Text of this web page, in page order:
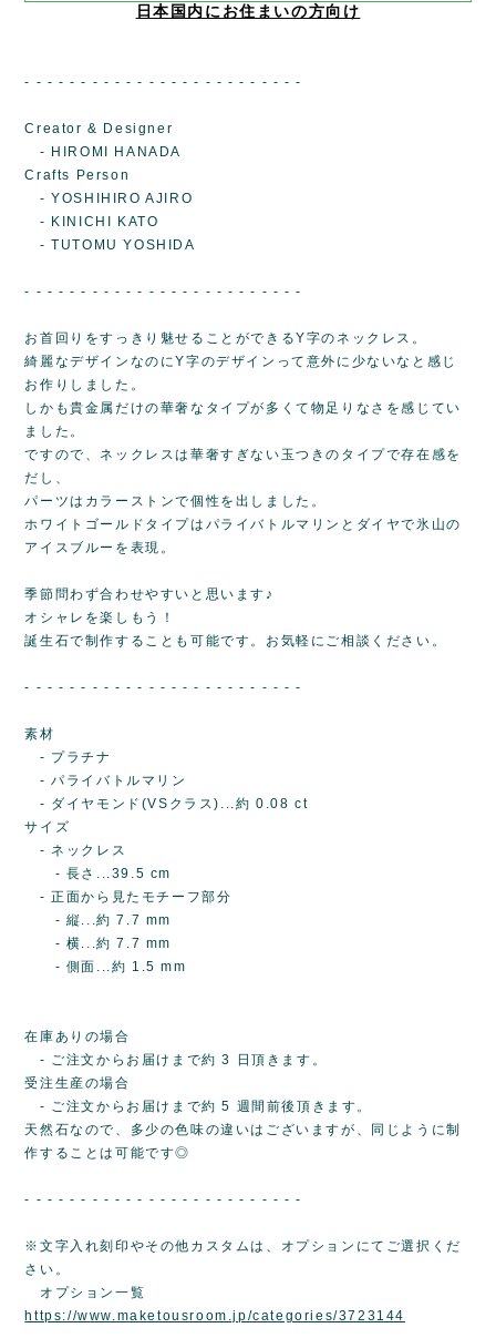
日本国内にお住まいの方向け
- - - - - - - - - - - - - - - - - - - - - - - - -
Creator & Designer
- HIROMI HANADA
Crafts Person
- YOSHIHIRO AJIRO
- KINICHI KATO
- TUTOMU YOSHIDA
- - - - - - - - - - - - - - - - - - - - - - - - -
お首回りをすっきり魅せることができるY字のネックレス。
綺麗なデザインなのにY字のデザインって意外に少ないなと感じ
お作りしました。
しかも貴金属だけの華奢なタイプが多くて物足りなさを感じてい
ました。
ですので、ネックレスは華奢すぎない玉つきのタイプで存在感を
だし、
パーツはカラーストンで個性を出しました。
ホワイトゴールドタイプはパライバトルマリンとダイヤで氷山の
アイスブルーを表現。
季節問わず合わせやすいと思います♪
オシャレを楽しもう！
誕生石で制作することも可能です。お気軽にご相談ください。
- - - - - - - - - - - - - - - - - - - - - - - - -
素材
- プラチナ
- パライバトルマリン
- ダイヤモンド(VSクラス)...約 0.08 ct
サイズ
- ネックレス
- 長さ...39.5 cm
- 正面から見たモチーフ部分
- 縦...約 7.7 mm
- 横...約 7.7 mm
- 側面...約 1.5 mm
在庫ありの場合
- ご注文からお届けまで約 3 日頂きます。
受注生産の場合
- ご注文からお届けまで約 5 週間前後頂きます。
天然石なので、多少の色味の違いはございますが、同じように制
作することは可能です◎
- - - - - - - - - - - - - - - - - - - - - - - - -
※文字入れ刻印やその他カスタムは、オプションにてご選択くだ
さい。
オプション一覧
https://www.maketousroom.jp/categories/3723144